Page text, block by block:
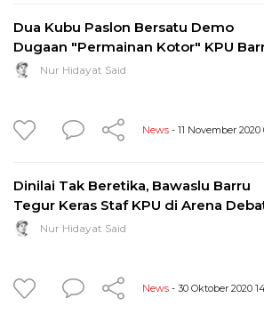
Dua Kubu Paslon Bersatu Demo
Dugaan "Permainan Kotor" KPU
Nur Hidayat Said
News - 11 November 2020
Dinilai Tak Beretika, Bawaslu Barru
Tegur Keras Staf KPU di Arena
Nur Hidayat Said
News - 30 Oktober 2020